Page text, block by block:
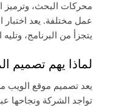
محركات البحث، وترميز
عمل مختلفة. يعد اختبار
يتجزأ من البرنامج،
لماذا يهم تصميم
يعد تصميم موقع الويب
تواجد الشركة ونجاحها